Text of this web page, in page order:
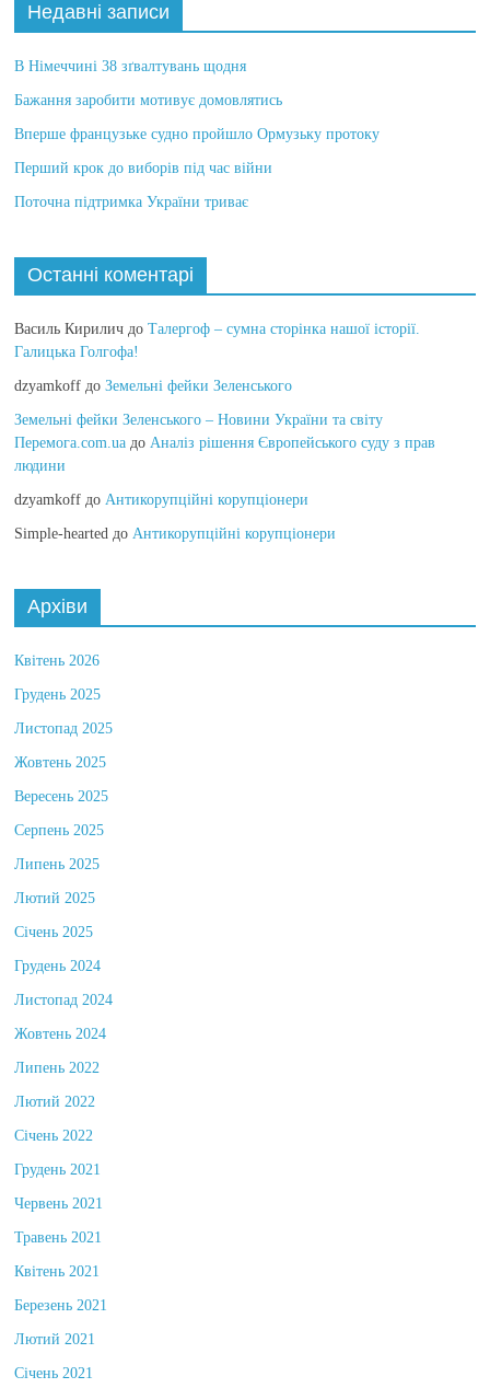
Недавні записи
В Німеччині 38 зґвалтувань щодня
Бажання заробити мотивує домовлятись
Вперше французьке судно пройшло Ормузьку протоку
Перший крок до виборів під час війни
Поточна підтримка України триває
Останні коментарі
Василь Кирилич до Талергоф – сумна сторінка нашої історії.
Галицька Голгофа!
dzyamkoff доЗемельні фейки Зеленського
Земельні фейки Зеленського – Новини України та світу
Перемога.com.ua доАналіз рішення Європейського суду з прав
людини
dzyamkoff доАнтикорупційні корупціонери
Simple-hearted доАнтикорупційні корупціонери
Архіви
Квітень 2026
Грудень 2025
Листопад 2025
Жовтень 2025
Вересень 2025
Серпень 2025
Липень 2025
Лютий 2025
Січень 2025
Грудень 2024
Листопад 2024
Жовтень 2024
Липень 2022
Лютий 2022
Січень 2022
Грудень 2021
Червень 2021
Травень 2021
Квітень 2021
Березень 2021
Лютий 2021
Січень 2021